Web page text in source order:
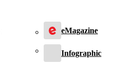
eMagazine
Infographic